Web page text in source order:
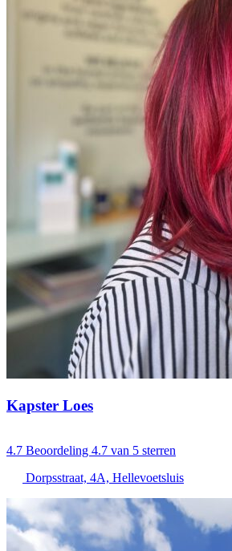
Kapster Loes
4.7 Beoordeling 4.7 van 5 sterren
Dorpsstraat, 4A, Hellevoetsluis